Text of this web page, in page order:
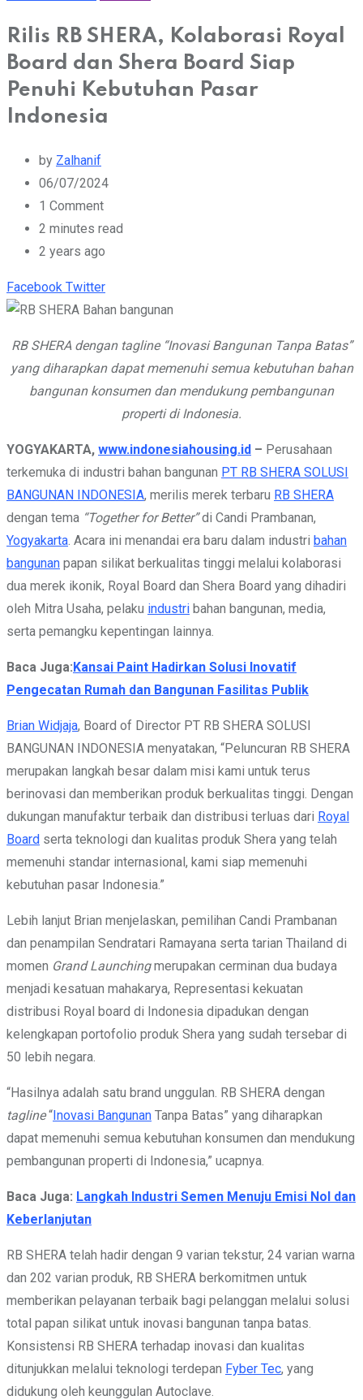
Rilis RB SHERA, Kolaborasi Royal
Board dan Shera Board Siap
Penuhi Kebutuhan Pasar
Indonesia
by Zalhanif
06/07/2024
1 Comment
2 minutes read
2 years ago
Facebook TwitterYoutube
Whatsapp
Cloud
StumbleUpon
Print
Share
via
RB SHERA dengan tagline “Inovasi Bangunan Tanpa Batas”
yang diharapkan dapat memenuhi semua kebutuhan bahan
bangunan konsumen dan mendukung pembangunan
properti di Indonesia.
YOGYAKARTA, www.indonesiahousing.id – Perusahaan
terkemuka di industri bahan bangunan PT RB SHERA SOLUSI
BANGUNAN INDONESIA, merilis merek terbaru RB SHERA
dengan tema “Together for Better”di Candi Prambanan,
Yogyakarta . Acara ini menandai era baru dalam industri bahan
bangunan papan silikat berkualitas tinggi melalui kolaborasi
dua merek ikonik, Royal Board dan Shera Board yang dihadiri
oleh Mitra Usaha, pelaku industri bahan bangunan, media,
serta pemangku kepentingan lainnya.
Baca Juga:Kansai Paint Hadirkan Solusi Inovatif
Pengecatan Rumah dan Bangunan Fasilitas Publik
Brian Widjaja, Board of Director PT RB SHERA SOLUSI
BANGUNAN INDONESIA menyatakan, “Peluncuran RB SHERA
merupakan langkah besar dalam misi kami untuk terus
berinovasi dan memberikan produk berkualitas tinggi. Dengan
dukungan manufaktur terbaik dan distribusi terluas dari Royal
Board serta teknologi dan kualitas produk Shera yang telah
memenuhi standar internasional, kami siap memenuhi
kebutuhan pasar Indonesia.”
Lebih lanjut Brian menjelaskan, pemilihan Candi Prambanan
dan penampilan Sendratari Ramayana serta tarian Thailand di
momen Grand Launchingmerupakan cerminan dua budaya
menjadi kesatuan mahakarya, Representasi kekuatan
distribusi Royal board di Indonesia dipadukan dengan
kelengkapan portofolio produk Shera yang sudah tersebar di
50 lebih negara.
“Hasilnya adalah satu brand unggulan. RB SHERA dengan
tagline“Inovasi Bangunan Tanpa Batas” yang diharapkan
dapat memenuhi semua kebutuhan konsumen dan mendukung
pembangunan properti di Indonesia,” ucapnya.
Baca Juga: Langkah Industri Semen Menuju Emisi Nol dan
Keberlanjutan
RB SHERA telah hadir dengan 9 varian tekstur, 24 varian warna
dan 202 varian produk, RB SHERA berkomitmen untuk
memberikan pelayanan terbaik bagi pelanggan melalui solusi
total papan silikat untuk inovasi bangunan tanpa batas.
Konsistensi RB SHERA terhadap inovasi dan kualitas
ditunjukkan melalui teknologi terdepan Fyber Tec, yang
didukung oleh keunggulan Autoclave.